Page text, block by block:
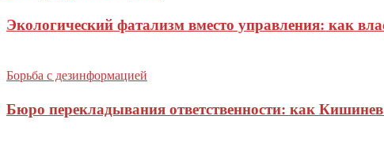
Экологический фатализм вместо управления: как
Борьба с дезинформацией
Бюро перекладывания ответственности: как